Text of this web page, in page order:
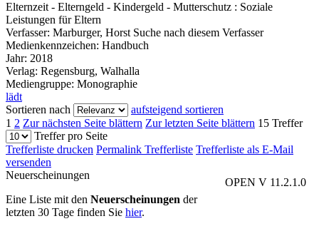
Elternzeit - Elterngeld - Kindergeld - Mutterschutz : Soziale
Leistungen für Eltern
Verfasser: Marburger, Horst Suche nach diesem Verfasser
Medienkennzeichen: Handbuch
Jahr: 2018
Verlag: Regensburg, Walhalla
Mediengruppe: Monographie
lädt
Sortieren nach
aufsteigend sortieren
1 2 Zur nächsten Seite blättern Zur letzten Seite blättern 15 Treffer
Treffer pro Seite
Trefferliste drucken Permalink Trefferliste Trefferliste als E-Mail
versenden
OPEN V 11.2.1.0
Neuerscheinungen
Eine Liste mit den Neuerscheinungen der
letzten 30 Tage finden Sie hier.